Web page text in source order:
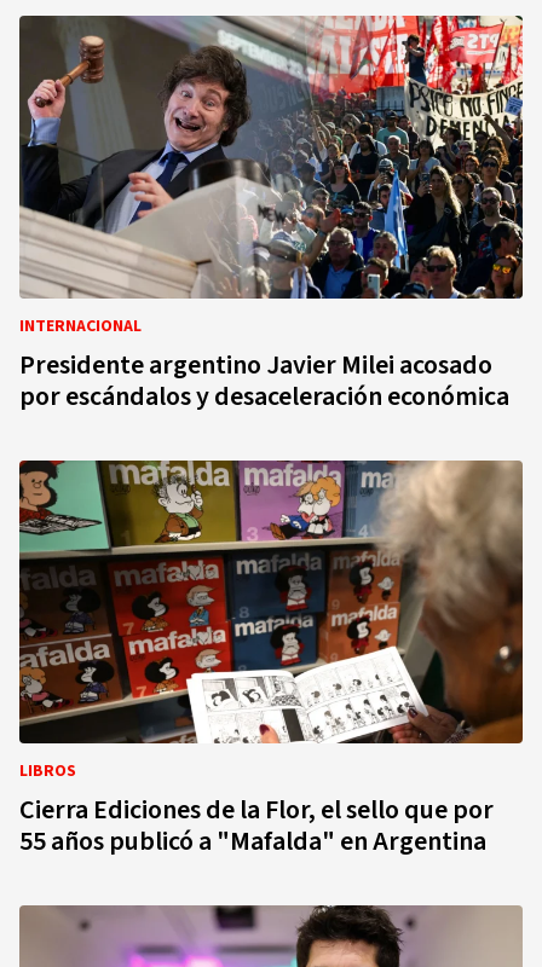
INTERNACIONAL
Presidente argentino Javier Milei acosado
por escándalos y desaceleración económica
LIBROS
Cierra Ediciones de la Flor, el sello que por
55 años publicó a "Mafalda" en Argentina